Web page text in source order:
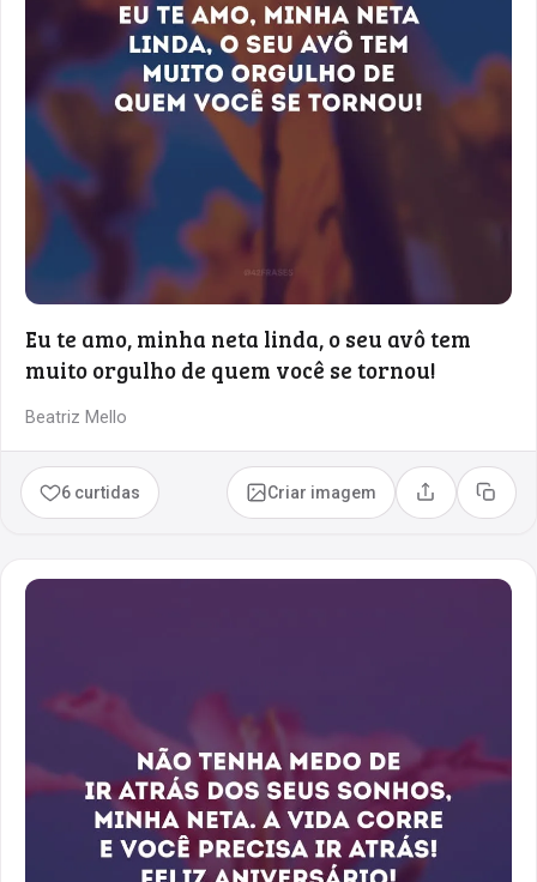
Eu te amo, minha neta linda, o seu avô tem
muito orgulho de quem você se tornou!
Beatriz Mello
6 curtidas Criar imagem Compartilhar
Copiar